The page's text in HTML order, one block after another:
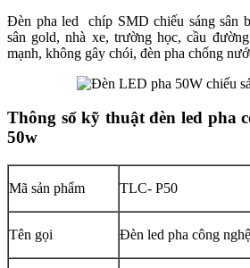
Đèn pha led chíp SMD chiếu sáng sân
sân gold, nhà xe, trường học, cầu
mạnh, không gây chói, đèn pha chống
Thông số kỹ thuật đèn led pha
50w
Mã sản phẩm TLC- P50
Tên gọi Đèn led pha công